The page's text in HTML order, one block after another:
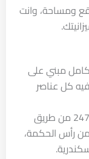
ومساحة، وانت
مبني على
كل عناصر
أول حاجة هتلفت نظرك هي الموقع. الكيلو 247 من طريق
رأس الحكمة،